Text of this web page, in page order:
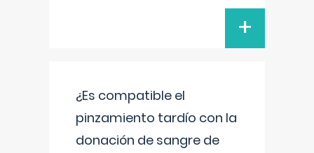
+
¿Es compatible el
pinzamiento tardío con la
donación de sangre de